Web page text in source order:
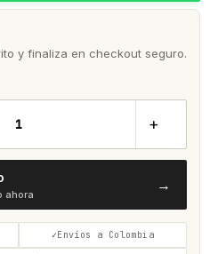
y finaliza en checkout seguro.
+
ahora
→
Envíos a Colombia